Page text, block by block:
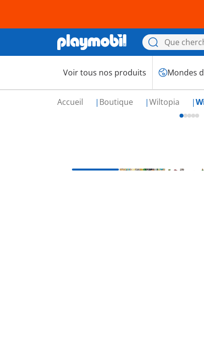
Voir tous nos produits Mondes
Accueil Boutique Wiltopia